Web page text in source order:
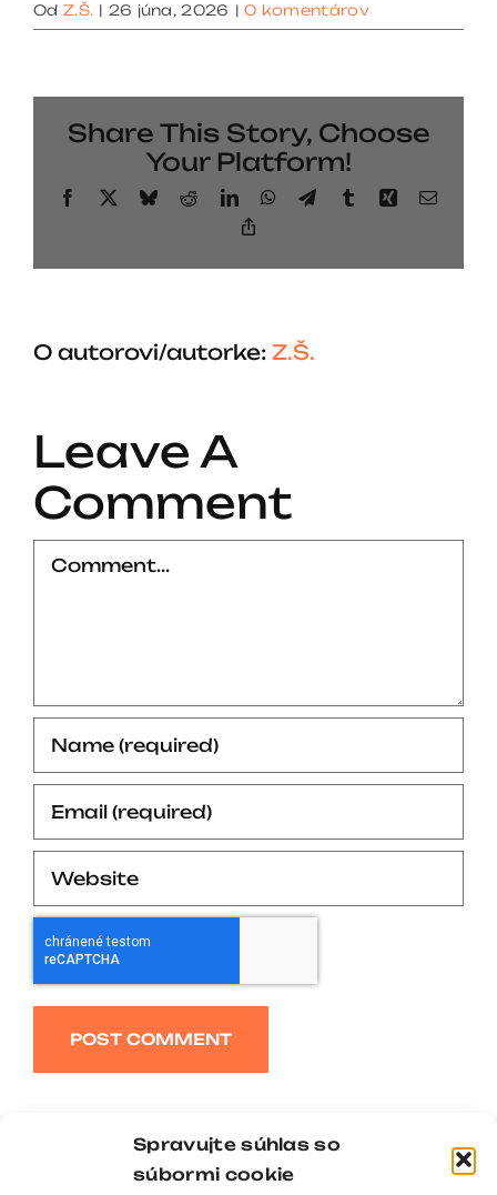
Spravujte súhlas so
súbormi cookie
Od Z.Š. | 26 júna, 2026 | 0 komentárov
Share This Story, Choose
Your Platform!
Facebook BlueskyRedditLinkedInWhatsApp
TelegramTumblrXingEmail
O autorovi/autorke: Z.Š.
Leave A
Comment
Comment